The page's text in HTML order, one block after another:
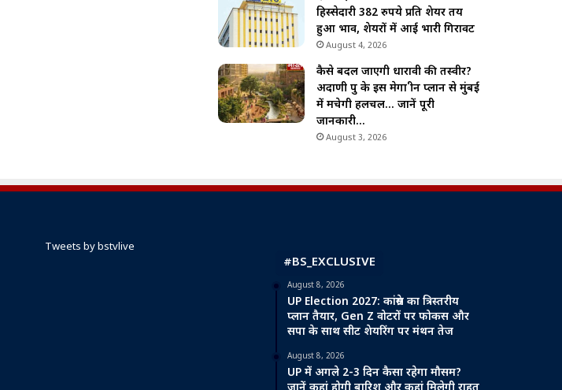
हिस्सेदारी 382 रुपये प्रति शेयर तय
हुआ भाव, शेयरों में आई भारी गिरावट
August 4, 2026
कैसे बदल जाएगी धारावी की तस्वीर?
अदाणी ग्रुप के इस मेगा ग्रीन प्लान से मुंबई
में मचेगी हलचल… जानें पूरी
जानकारी…
August 3, 2026
Tweets by bstvlive
#BS_EXCLUSIVE
August 8, 2026
UP Election 2027: कांग्रेस का त्रिस्तरीय
प्लान तैयार, Gen Z वोटरों पर फोकस और
सपा के साथ सीट शेयरिंग पर मंथन तेज
August 8, 2026
UP में अगले 2-3 दिन कैसा रहेगा मौसम?